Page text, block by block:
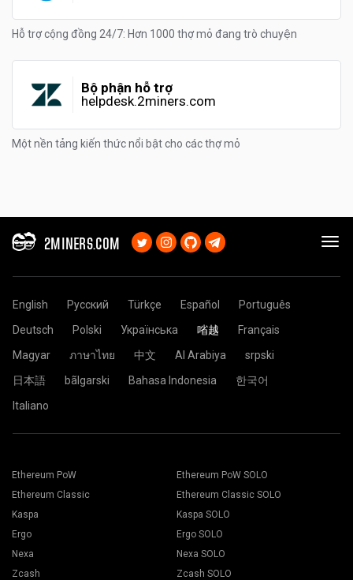
Hỗ trợ cộng đồng 24/7: Hơn 1000 thợ mỏ đang trò chuyện
Bộ phận hỗ trợ
helpdesk.2miners.com
Một nền tảng kiến thức nổi bật cho các thợ mỏ
2MINERS.COM
English Русский Türkçe Español
Português
Deutsch
Polski Українська 㗂越
Français
Magyar
ภาษาไทย 中文 Al Arabiya
srpski
日本語
bãlgarski Bahasa Indonesia
한국어
Italiano
Ethereum PoW
Ethereum Classic
Kaspa
Ergo
Nexa
Zcash
Ethereum PoW SOLO
Ethereum Classic SOLO
Kaspa SOLO
Ergo SOLO
Nexa SOLO
Zcash SOLO